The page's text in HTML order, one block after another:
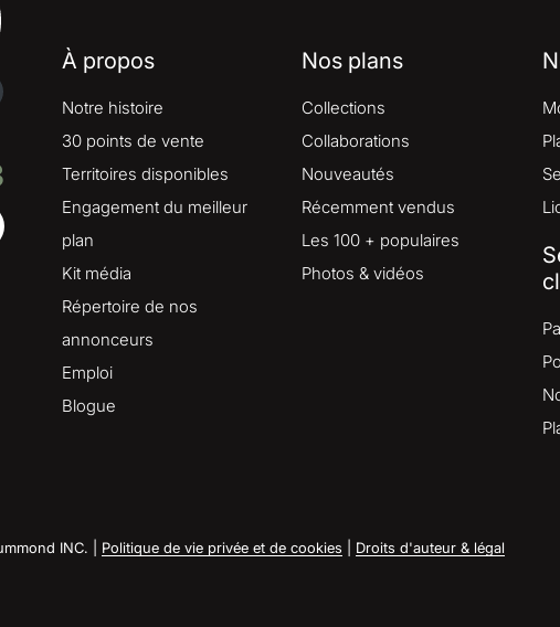
À propos
Notre histoire
30 points de vente
Territoires disponibles
Engagement du meilleur
plan
Kit média
Répertoire de nos
annonceurs
Emploi
Blogue
Nos plans
Collections
Collaborations
Nouveautés
Récemment vendus
Les 100 + populaires
Photos & vidéos
INC. | Politique de vie privée et de cookies Droits d'auteur & légal